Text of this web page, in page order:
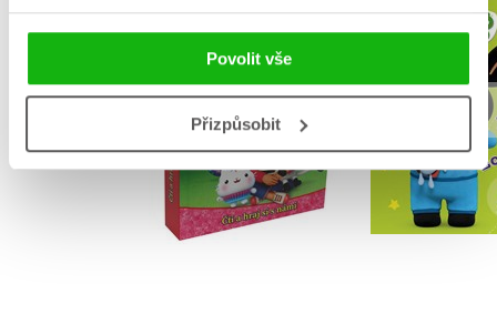
Povolit vše
Přizpůsobit
Gábinin kouzelný
domek - Čti a hraj si
s námi
Kolektiv
Bing -
Do